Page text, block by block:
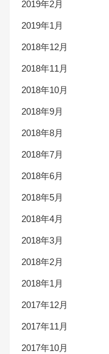
2019年2月
2019年1月
2018年12月
2018年11月
2018年10月
2018年9月
2018年8月
2018年7月
2018年6月
2018年5月
2018年4月
2018年3月
2018年2月
2018年1月
2017年12月
2017年11月
2017年10月